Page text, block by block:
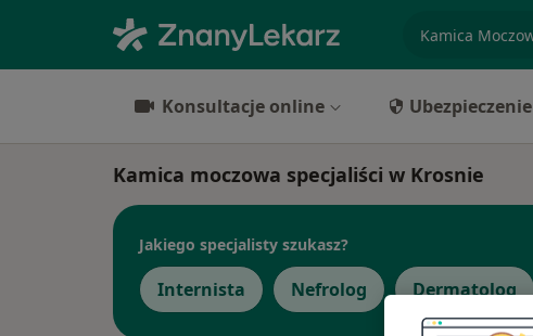
Konsultacje online Ubezpieczenie
Kamica moczowa specjaliści w Krosnie
Jakiego specjalisty szukasz?
Internista Nefrolog Dermatolog